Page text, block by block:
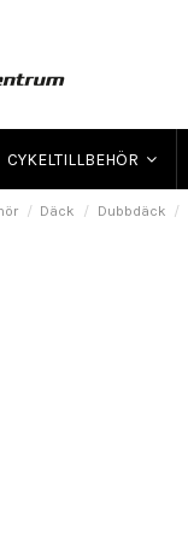
CYKELTILLBEHÖR
Däck Dubbdäck